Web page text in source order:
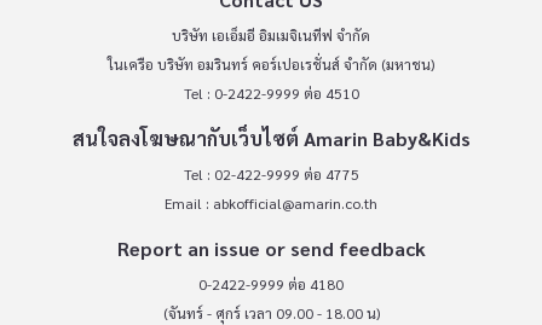
บริษัท เอเอ็มอี อิมเมจิเนทีฟ จำกัด
ในเครือ บริษัท อมรินทร์ คอร์เปอเรชั่นส์ จำกัด (มหาชน)
Tel : 0-2422-9999 ต่อ 4510
สนใจลงโฆษณากับเว็บไซต์ Amarin Baby&Kids
Tel : 02-422-9999 ต่อ 4775
Email : abkofficial@amarin.co.th
Report an issue or send feedback
0-2422-9999 ต่อ 4180
(จันทร์ - ศุกร์ เวลา 09.00 - 18.00 น)